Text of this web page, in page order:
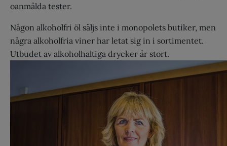
oanmälda tester.
Någon alkoholfri öl säljs inte i monopolets butiker, men
några alkoholfria viner har letat sig in i sortimentet.
Utbudet av alkoholhaltiga drycker är stort.